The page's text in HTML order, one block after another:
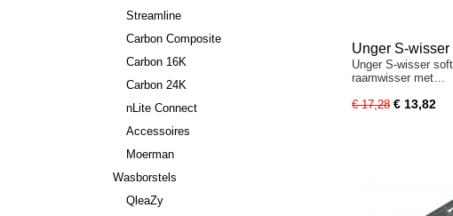
Streamline
Carbon Composite
Carbon 16K
Carbon 24K
nLite Connect
Accessoires
Moerman
Wasborstels
QleaZy
Unger S-wisser
Unger S-wisser
raamwisser met…
€ 17,28 € 13,82